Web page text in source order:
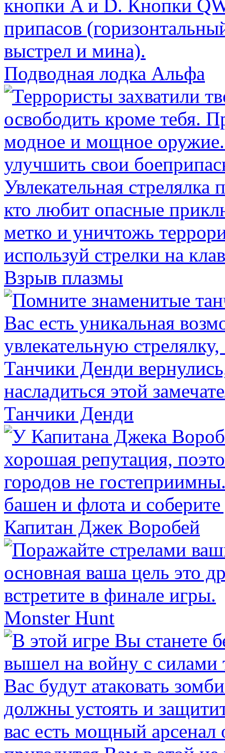
Подводная лодка Альфа
Взрыв плазмы
Танчики Денди
Капитан Джек Воробей
Monster Hunt